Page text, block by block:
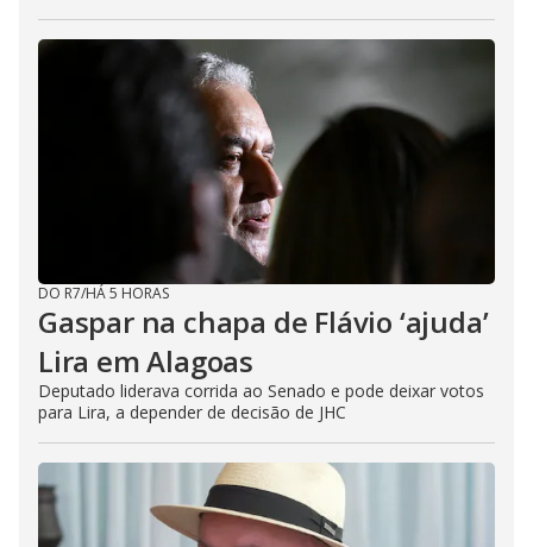
DO R7/HÁ 5 HORAS
Gaspar na chapa de Flávio ‘ajuda’
Lira em Alagoas
Deputado liderava corrida ao Senado e pode deixar votos
para Lira, a depender de decisão de JHC